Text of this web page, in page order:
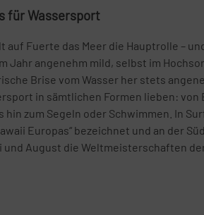
für Wassersport
auf Fuerte das Meer die Hauptrolle –
Jahr angenehm mild, selbst im
Brise vom Wasser her stets
in sämtlichen Formen lieben:
hin zum Segeln oder Schwimmen. In
Europas“ bezeichnet und an der
und August die Weltmeisterschaften